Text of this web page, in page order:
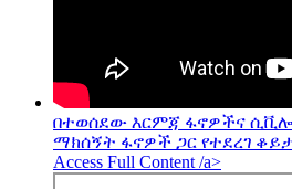
በተወሰደው እርምጃ ፋኖዎችና
ማክሰኝት ፋኖዎች ጋር የተደረገ
Access Full Content /a>